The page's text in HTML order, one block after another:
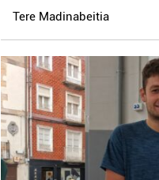
Tere Madinabeitia